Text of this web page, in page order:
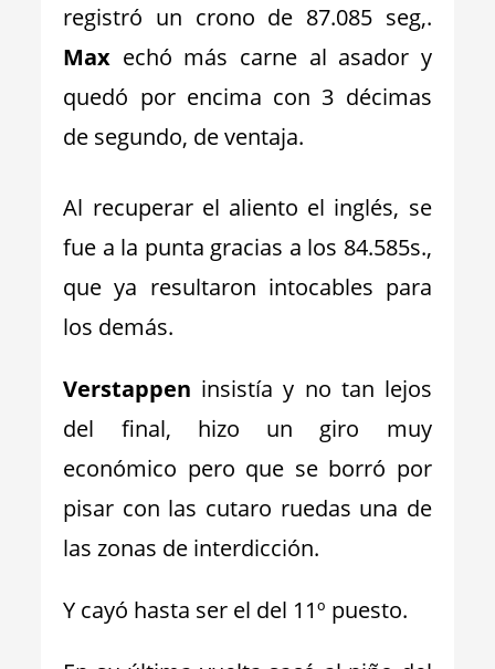
registró un crono de 87.085 seg,.
Max echó más carne al asador y
quedó por encima con 3 décimas
de segundo, de ventaja.
Al recuperar el aliento el inglés, se
fue a la punta gracias a los 84.585s.,
que ya resultaron intocables para
los demás.
Verstappen insistía y no tan lejos
del final, hizo un giro muy
económico pero que se borró por
pisar con las cutaro ruedas una de
las zonas de interdicción.
Y cayó hasta ser el del 11º puesto.